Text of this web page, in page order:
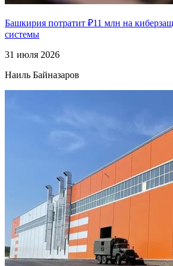
Башкирия потратит ₽11 млн на
системы
31 июля 2026
Наиль Байназаров